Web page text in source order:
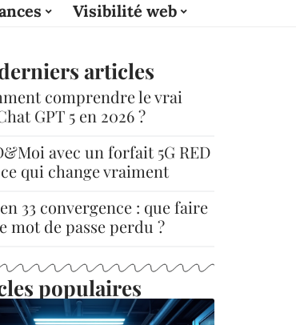
Visibilité web
articles
comprendre le vrai
GPT 5 en 2026 ?
avec un forfait 5G RED
ce qui change vraiment
33 convergence : que faire
mot de passe perdu ?
populaires